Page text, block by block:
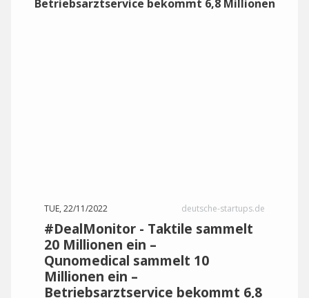
TUE, 22/11/2022 deutsche-startups.de
#DealMonitor - Taktile sammelt
20 Millionen ein –
Qunomedical sammelt 10
Millionen ein –
Betriebsarztservice bekommt 6,8